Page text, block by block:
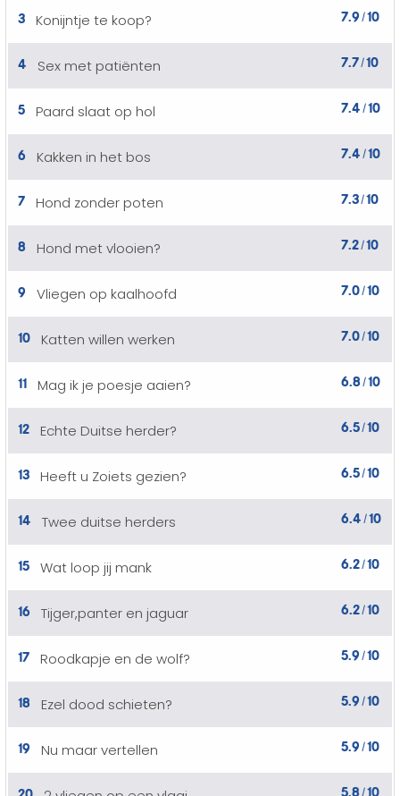
3 Konijntje te koop? 7.9 /10
4 Sex met patiënten 7.7/10
5 Paard slaat op hol 7.4 /10
6 Kakken in het bos 7.4 /10
7 Hond zonder poten 7.3/10
8 Hond met vlooien? 7.2/10
9 Vliegen op kaalhoofd 7.0/10
10 Katten willen werken 7.0/10
11 Mag ik je poesje aaien? 6.8/10
12 Echte Duitse herder? 6.5/10
13 Heeft u Zoiets gezien? 6.5/10
14 Twee duitse herders 6.4 /10
15 Wat loop jij mank 6.2/10
16 Tijger,panter en jaguar 6.2/10
17 Roodkapje en de wolf? 5.9 /10
18 Ezel dood schieten? 5.9 /10
19 Nu maar vertellen 5.9 /10
20 5.8 /10